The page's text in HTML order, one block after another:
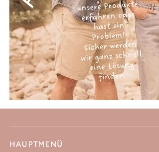
HAUPTMENÜ